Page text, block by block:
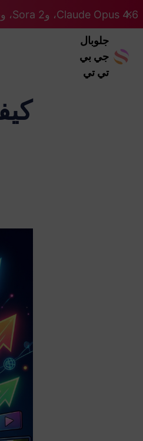
Claude Opus 4.6، وSora 2، وNano Banana Pro، وGemini 3 Pro، وGPT 5.2 GPT 5.2... كلها على نظام Pro. 46% OFF
جلوبال
جي بي
تي تي